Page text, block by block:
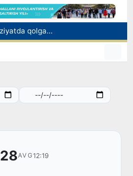
Rossiyada qiyin vaziyatda qolgan yuzlab o‘zbekistonliklar ortga qaytarildi
2030 yilgacha xavfli chiqindilarni qayta ishlash darajasi 20 foizga yetkaziladi
Oʻzbekiston ilk bor Xalqaro informatika olimpiadasi — IOI 2026ga mezbonlik qiladi
28AVG12:19